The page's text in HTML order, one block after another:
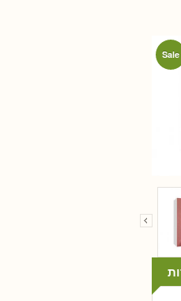
Sale